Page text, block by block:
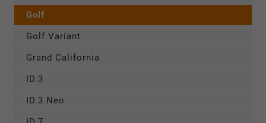
Golf
Golf Variant
Grand California
ID.3
ID.3 Neo